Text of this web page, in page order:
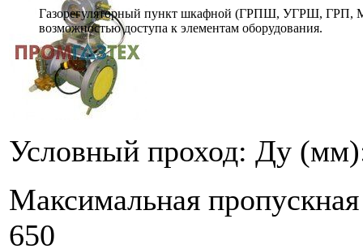
Газорегуляторный пункт шкафной (ГРПШ, УГРШ, ГРП,
возможностью доступа к элементам оборудования.
Условный проход: Ду
Максимальная
650